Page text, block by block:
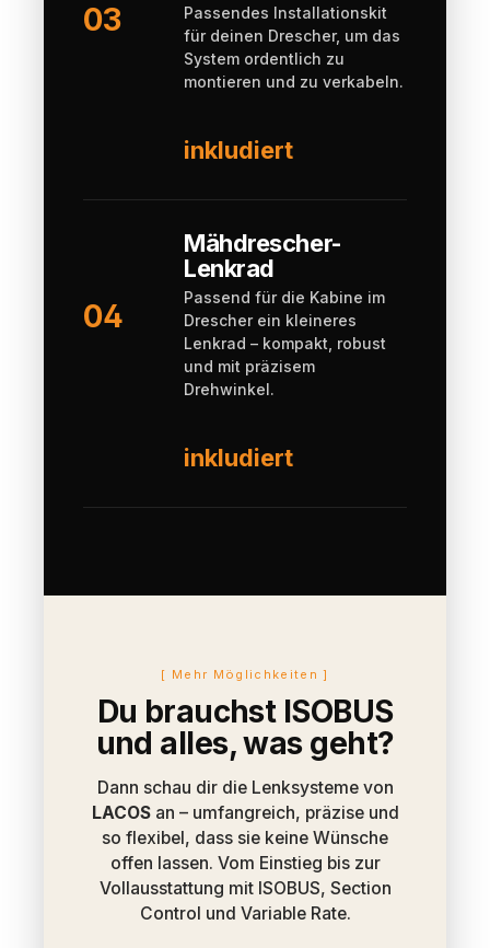
03
Passendes Installationskit
für deinen Drescher, um das
System ordentlich zu
montieren und zu verkabeln.
inkludiert
04
Mähdrescher-
Lenkrad
Passend für die Kabine im
Drescher ein kleineres
Lenkrad – kompakt, robust
und mit präzisem
Drehwinkel.
inkludiert
[ Mehr Möglichkeiten ]
Du brauchst ISOBUS
und alles, was geht?
Dann schau dir die Lenksysteme von
LACOSan – umfangreich, präzise und
so flexibel, dass sie keine Wünsche
offen lassen. Vom Einstieg bis zur
Vollausstattung mit ISOBUS, Section
Control und Variable Rate.